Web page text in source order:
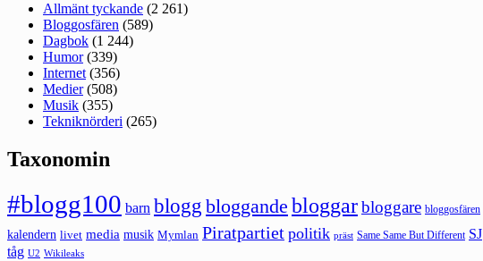
Allmänt tyckande (2 261)
Bloggosfären (589)
Dagbok (1 244)
Humor(339)
Internet (356)
Medier(508)
Musik (355)
Tekniknörderi (265)
Taxonomin
#blogg100 barn blogg bloggande bloggarbloggare bloggosfären
kalendern livet media musik Mymlan Piratpartiet politik präst Same Same But Different SJ
tåg U2 Wikileaks